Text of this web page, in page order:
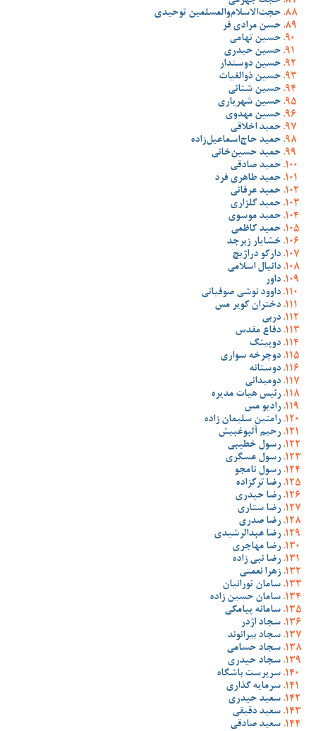
حجت‌الاسلام‌والمسلمین توحیدی
حسن مرادی فر
حسین تهامی
حسین حیدری
حسین دوستدار
حسین ذوالغیاث
حسین شنانی
حسین شهریاری
حسین مهدوی
حمید اخلاقی
حمید حاج‌اسماعیل‌زاده
حمید حسین‌خانی
حمید صادقی
حمید طاهری فرد
حمید عرفانی
حمید گلزاری
حمید موسوی
حمید کاظمی
خشایار زبرجد
دارکو دراژیچ
دانیال اسلامی
داور
داوود نوشی صوفیانی
دختران کویر مس
دربی
دفاع مقدس
دوپینگ
دوچرخه سواری
دوستانه
دومیدانی
رئیس هیات مدیره
رادیو مس
رامتین سلیمان زاده
رحیم آلبوغبیش
رسول خطیبی
رسول عسگری
رسول نامجو
رضا ترکزاده
رضا حیدری
رضا ستاری
رضا صدری
رضا عبدالرشیدی
رضا مهاجری
رضا نبی زاده
زهرا نعمتی
سامان تورانیان
سامان حسین زاده
سامانه پیامکی
سجاد اژدر
سجاد بیرانوند
سجاد حسامی
سجاد حیدری
سرپرست باشگاه
سرمایه گذاری
سعید حیدری
سعید دقیقی
سعید صادقی